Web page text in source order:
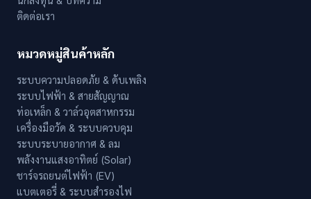
ติดต่อเรา
หมวดหมู่สินค้าหลัก
ระบบความปลอดภัย & ดับเพลิง
ระบบไฟฟ้า & สายสัญญาณ
ท่อเหล็ก & วาล์วอุตสาหกรรม
เครื่องมือวัด & ระบบควบคุม
ระบบระบายอากาศ & ลม
พลังงานแสงอาทิตย์ (Solar)
ชาร์จรถยนต์ไฟฟ้า (EV)
แบตเตอรี่ & ระบบสำรองไฟ